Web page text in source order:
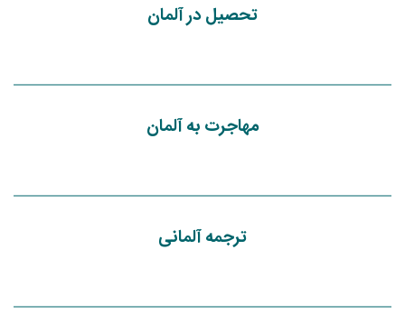
تحصیل در آلمان
مهاجرت به آلمان
ترجمه آلمانی